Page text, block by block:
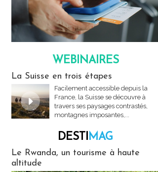
WEBINAIRES
La Suisse en trois étapes
Facilement accessible depuis la
France, la Suisse se découvre à
travers ses paysages contrastés,
montagnes imposantes,...
DESTIMAG
Le Rwanda, un tourisme à haute
altitude